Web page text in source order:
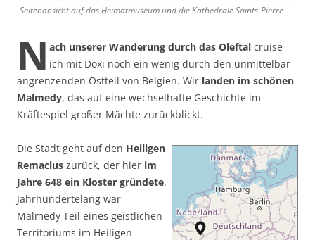
Seitenansicht auf das Heimatmuseum und die Kathedrale Saints-Pierre
N ach unserer Wanderung durch das Oleftal cruise
ich mit Doxi noch ein wenig durch den unmittelbar
angrenzenden Ostteil von Belgien. Wir landen im schönen
Malmedy, das auf eine wechselhafte Geschichte im
Kräftespiel großer Mächte zurückblickt.
Die Stadt geht auf den Heiligen
Remaclus zurück, der hier im
Jahre 648 ein Kloster gründete.
Jahrhundertelang war
Malmedy Teil eines geistlichen
Territoriums im Heiligen